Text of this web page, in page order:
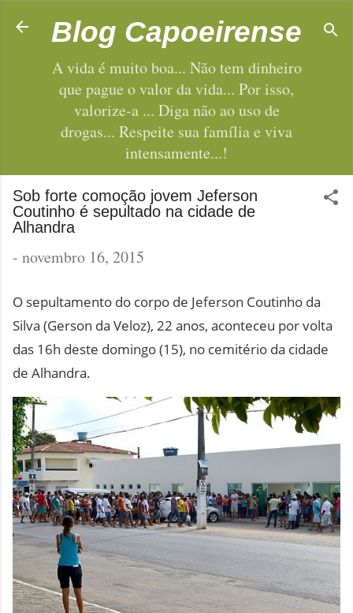
Pular para o conteúdo principal
Blog Capoeirense
A vida é muito boa... Não tem dinheiro
que pague o valor da vida... Por isso,
valorize-a ... Diga não ao uso de
drogas... Respeite sua família e viva
intensamente...!
Sob forte comoção jovem Jeferson
Coutinho é sepultado na cidade de
Alhandra
- novembro 16, 2015
O sepultamento do corpo de Jeferson Coutinho da
Silva (Gerson da Veloz), 22 anos, aconteceu por volta
das 16h deste domingo (15), no cemitério da cidade
de Alhandra.